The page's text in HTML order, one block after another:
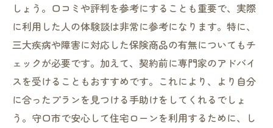
しょう。口コミや評判を参考にすることも重要で、実際
に利用した人の体験談は非常に参考になります。特に、
三大疾病や障害に対応した保険商品の有無についてもチ
ェックが必要です。加えて、契約前に専門家のアドバイ
スを受けることもおすすめです。これにより、より自分
に合ったプランを見つける手助けをしてくれるでしょ
う。守口市で安心して住宅ローンを利用するために、し